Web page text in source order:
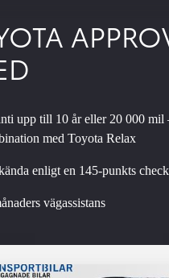
upp till 10 år eller 20 000 mil
med Toyota Relax
enligt en 145-punkts
vägassistans